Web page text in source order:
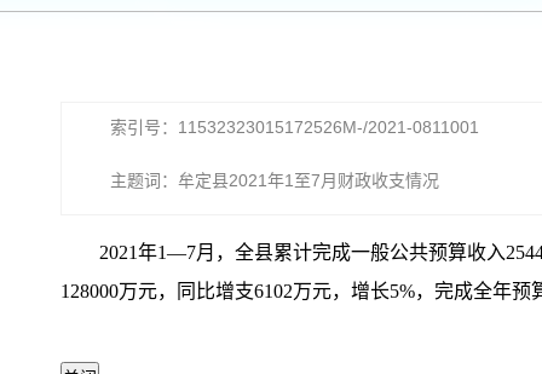
索引号：11532323015172526M-/2021-0811001
主题词：牟定县2021年1至7月财政收支情况
2021年1—7月，全县累计完成一般公共预算收入
128000万元，同比增支6102万元，增长5%，完成全年